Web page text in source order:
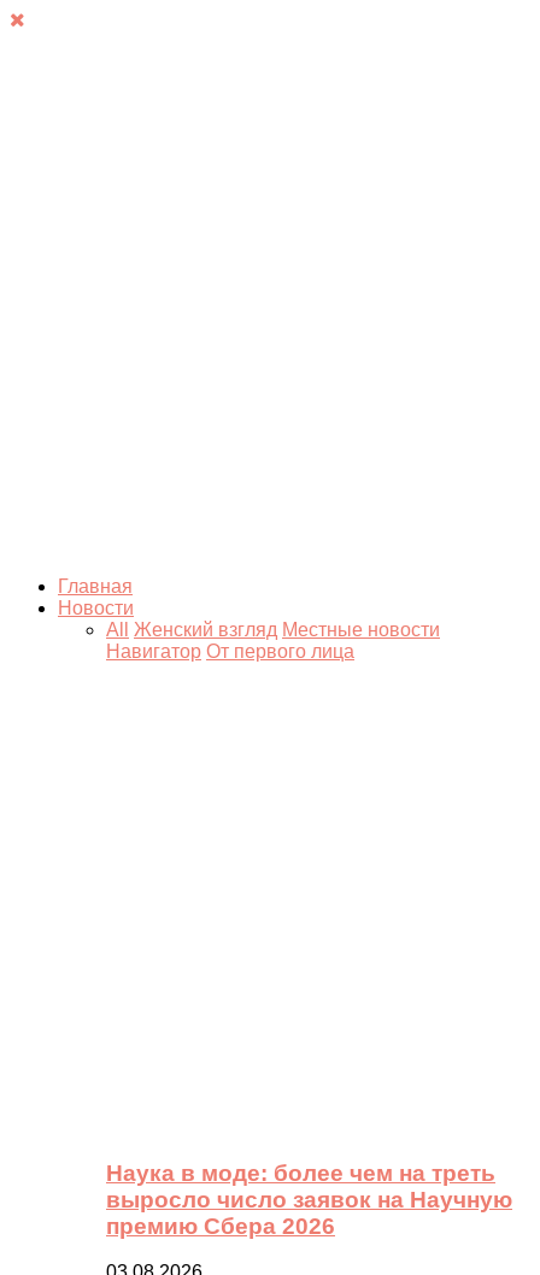
Главная
Новости
All
Женский взгляд Местные новости
Навигатор От первого лица
Наука в моде: более чем на треть
выросло число заявок на Научную
премию Сбера 2026